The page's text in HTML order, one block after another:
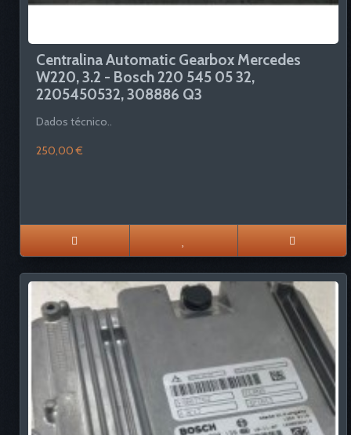
Centralina Automatic Gearbox Mercedes
W220, 3.2 - Bosch 220 545 05 32,
2205450532, 308886 Q3
Dados técnico..
250,00 €